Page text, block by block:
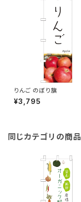
りんご のぼり旗
¥3,795
同じカテゴリの商品